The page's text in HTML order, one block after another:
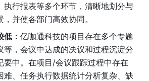
执行报表等多个环节，清晰地划分与
并使各部门高效协同。
： 亿咖通科技的项目存在多个专题
等，会议中达成的决议和过程沉淀分
要中。在项目/会议跟踪过程中存在
难、任务执行数据统计分析复杂、缺